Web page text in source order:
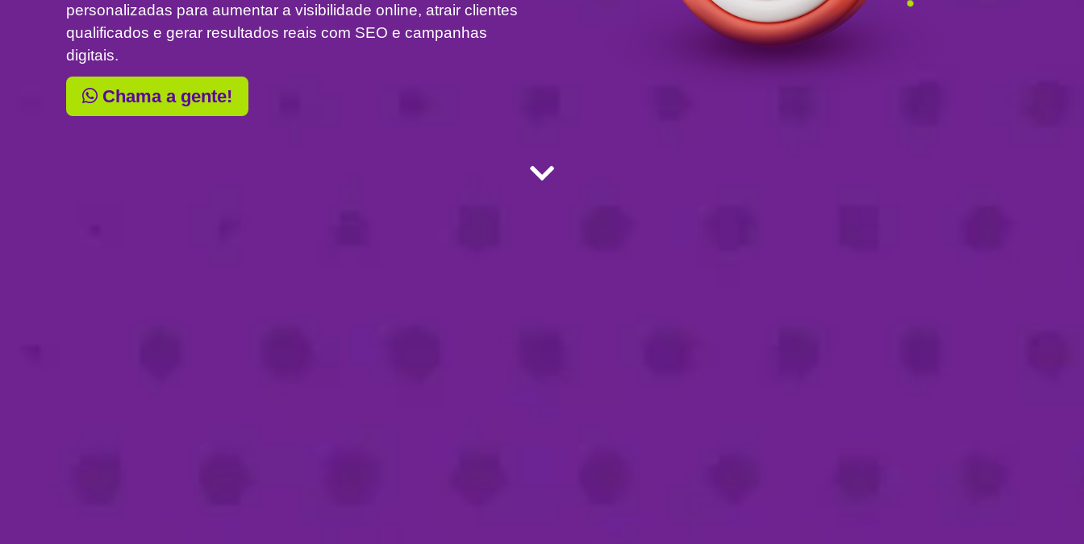
personalizadas para aumentar a visibilidade online, atrair clientes
qualificados e gerar resultados reais com SEO e campanhas
digitais.
Chama a gente!